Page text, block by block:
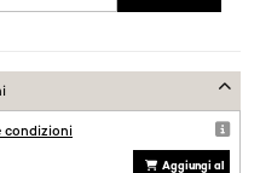
condizioni
Aggiungi al